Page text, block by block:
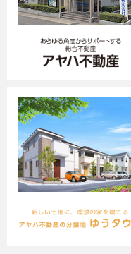
ジ（下記）に記
なお、当社と取
・損害保険ジ
（https://
上記の商品・情
物､電話､電子メ
ます。
当社とご契約し
ては、アフター
顧客動向分析も